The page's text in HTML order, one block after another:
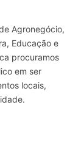
Agronegócio,
Educação e
procuramos
em ser
locais,